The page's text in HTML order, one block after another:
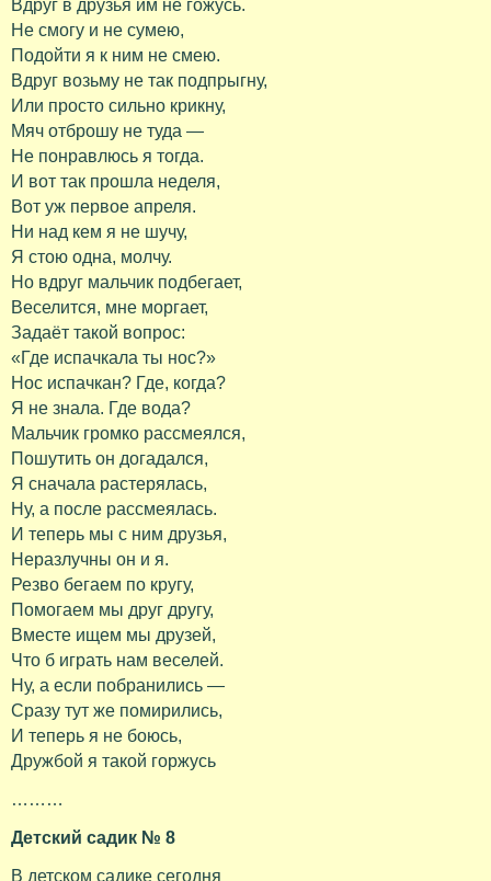
Вдруг в друзья им не гожусь.
Не смогу и не сумею,
Подойти я к ним не смею.
Вдруг возьму не так подпрыгну,
Или просто сильно крикну,
Мяч отброшу не туда —
Не понравлюсь я тогда.
И вот так прошла неделя,
Вот уж первое апреля.
Ни над кем я не шучу,
Я стою одна, молчу.
Но вдруг мальчик подбегает,
Веселится, мне моргает,
Задаёт такой вопрос:
«Где испачкала ты нос?»
Нос испачкан? Где, когда?
Я не знала. Где вода?
Мальчик громко рассмеялся,
Пошутить он догадался,
Я сначала растерялась,
Ну, а после рассмеялась.
И теперь мы с ним друзья,
Неразлучны он и я.
Резво бегаем по кругу,
Помогаем мы друг другу,
Вместе ищем мы друзей,
Что б играть нам веселей.
Ну, а если побранились —
Сразу тут же помирились,
И теперь я не боюсь,
Дружбой я такой горжусь
………
Детский садик № 8
В детском садике сегодня